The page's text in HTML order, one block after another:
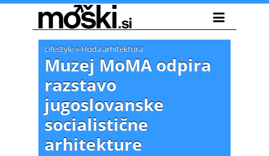
Lifestyle» Huda arhitektura
Muzej MoMA odpira
razstavo
jugoslovanske
socialistične
arhitekture